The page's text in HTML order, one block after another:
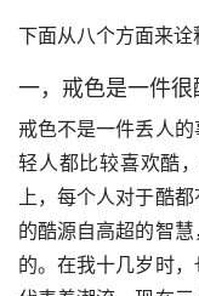
下面从八个方面来
一，戒色是一件很
戒色不是一件丢人
轻人都比较喜欢酷
上，每个人对于酷
的酷源自高超的智
的。在我十几岁时